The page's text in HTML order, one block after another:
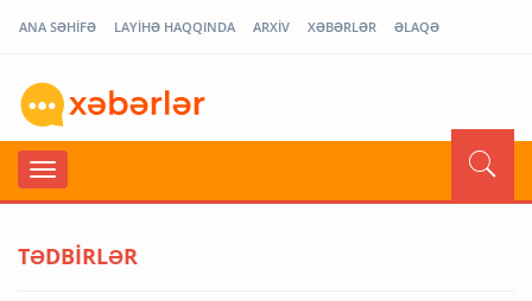
ANA SƏHİFƏ LAYİHƏ HAQQINDA ARXİV XƏBƏRLƏR ƏLAQƏ
TƏDBİRLƏR